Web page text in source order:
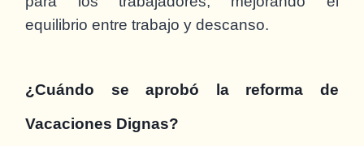
equilibrio entre trabajo y descanso.
¿Cuándo se aprobó la reforma de
Vacaciones Dignas?